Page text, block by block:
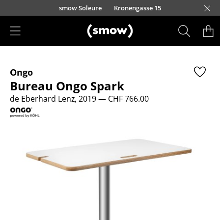
Accéder directement au contenu
smow Soleure Kronengasse 15
Sièges
Chaises de cuisine & salle à manger
Canapés
Fauteuils lounge
Ongo
Bureau Ongo Spark
de Eberhard Lenz, 2019— CHF 766.00